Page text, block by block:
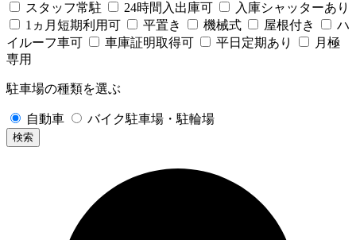
スタッフ常駐 24時間入出庫可
入庫シャッターあり
1ヵ月短期利用可
平置き 機械式 屋根付き
ハ
イルーフ車可
車庫証明取得可 平日定期あり
月極
専用
駐車場の種類を選ぶ
自動車 バイク駐車場・駐輪場
検索